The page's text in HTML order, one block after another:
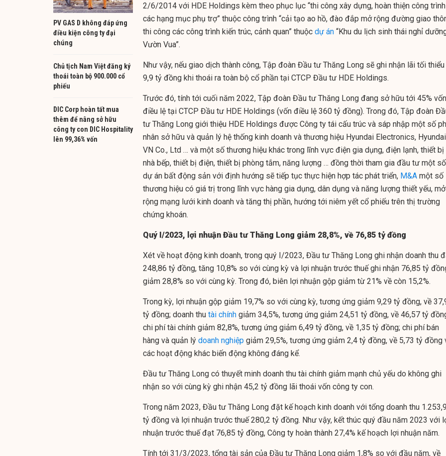
PV GAS D không đáp ứng
điều kiện công ty đại
chúng
Chủ tịch Nam Việt đăng ký
thoái toàn bộ 900.000 cổ
phiếu
DIC Corp hoàn tất mua
thêm để nâng sở hữu
công ty con DIC Hospitality
lên 99,36% vốn
2/6/2014 với HDE Holdings kèm theo phục lục “thi công xây dựng, hoàn thiện công
các hạng mục phụ trợ” thuộc công trình “cải tạo ao hồ, đào đắp mở rộng đường giao
thi công các công trình kiến trúc, cảnh quan” thuộc dự án “Khu du lịch sinh thái nghỉ
Vườn Vua”.
Như vậy, nếu giao dịch thành công, Tập đoàn Đầu tư Thăng Long sẽ ghi nhận lãi tối thiểu
9,9 tỷ đồng khi thoái ra toàn bộ cổ phần tại CTCP Đầu tư HDE Holdings.
Trước đó, tính tới cuối năm 2022, Tập đoàn Đầu tư Thăng Long đang sở hữu tới 45% vốn
điều lệ tại CTCP Đầu tư HDE Holdings (vốn điều lệ 360 tỷ đồng). Trong đó, Tập đoàn
tư Thăng Long giới thiệu HDE Holdings được Công ty tái cấu trúc và sáp nhập một số
nhân sở hữu và quản lý hệ thống kinh doanh và thương hiệu Hyundai Electronics, Hyundai
VN Co., Ltd … và một số thương hiệu khác trong lĩnh vực điện gia dụng, điện lạnh, thiết bị
nhà bếp, thiết bị điện, thiết bị phòng tắm, năng lượng … đồng thời tham gia đầu tư một số
dự án bất động sản với định hướng sẽ tiếp tục thực hiện hợp tác phát triển, M&A một số
thương hiệu có giá trị trong lĩnh vực hàng gia dụng, dân dụng và năng lượng thiết yếu, mở
rộng mạng lưới kinh doanh và tăng thị phần, hướng tới niêm yết cổ phiếu trên thị trường
chứng khoán.
Quý I/2023, lợi nhuận Đầu tư Thăng Long giảm 28,8%, về 76,85 tỷ đồng
Xét về hoạt động kinh doanh, trong quý I/2023, Đầu tư Thăng Long ghi nhận doanh thu
248,86 tỷ đồng, tăng 10,8% so với cùng kỳ và lợi nhuận trước thuế ghi nhận 76,85 tỷ
giảm 28,8% so với cùng kỳ. Trong đó, biên lợi nhuận gộp giảm từ 21% về còn 15,2%.
Trong kỳ, lợi nhuận gộp giảm 19,7% so với cùng kỳ, tương ứng giảm 9,29 tỷ đồng, về
tỷ đồng; doanh thu tài chính giảm 34,5%, tương ứng giảm 24,51 tỷ đồng, về 46,57 tỷ
chi phí tài chính giảm 82,8%, tương ứng giảm 6,49 tỷ đồng, về 1,35 tỷ đồng; chi phí bán
hàng và quản lý doanh nghiệp giảm 29,5%, tương ứng giảm 2,4 tỷ đồng, về 5,73 tỷ đồng
các hoạt động khác biến động không đáng kể.
Đầu tư Thăng Long có thuyết minh doanh thu tài chính giảm mạnh chủ yếu do không ghi
nhận so với cùng kỳ ghi nhận 45,2 tỷ đồng lãi thoái vốn công ty con.
Trong năm 2023, Đầu tư Thăng Long đặt kế hoạch kinh doanh với tổng doanh thu
tỷ đồng và lợi nhuận trước thuế 280,2 tỷ đồng. Như vậy, kết thúc quý đầu năm 2023 với
nhuận trước thuế đạt 76,85 tỷ đồng, Công ty hoàn thành 27,4% kế hoạch lợi nhuận năm.
Tính tới 31/3/2023, tổng tài sản của Đầu tư Thăng Long giảm 1,8% so với đầu năm, về